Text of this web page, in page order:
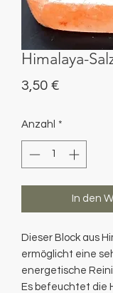
Himalaya-
3,50 €Preis
Anzahl *
In den
Dieser Block aus
ermöglicht eine
energetische
Es befeuchtet die